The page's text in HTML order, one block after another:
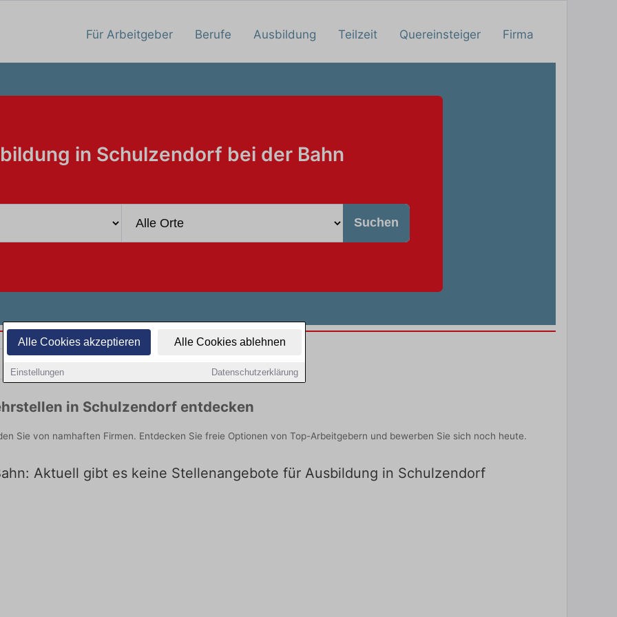
Alle Cookies akzeptieren Alle Cookies ablehnen
Einstellungen Datenschutzerklärung
Für Arbeitgeber Berufe Ausbildung Teilzeit Quereinsteiger Firma
in Schulzendorf bei der Bahn
Suchen
in Schulzendorf entdecken
Sie von namhaften Firmen. Entdecken Sie freie Optionen von Top-Arbeitgebern und bewerben Sie sich noch heute.
Aktuell gibt es keine Stellenangebote für Ausbildung in Schulzendorf